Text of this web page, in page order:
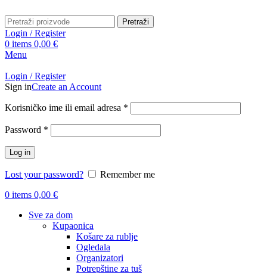
Pretraži
Login / Register
0 items 0,00 €
Menu
Login / Register
Sign inCreate an Account
Korisničko ime ili email adresa *
Password *
Log in
Lost your password?
Remember me
0 items 0,00 €
Sve za dom
Kupaonica
Košare za rublje
Ogledala
Organizatori
Potrepštine za tuš